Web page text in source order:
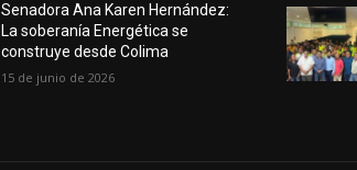
Senadora Ana Karen Hernández:
La soberanía Energética se
construye desde Colima
15 de junio de 2026